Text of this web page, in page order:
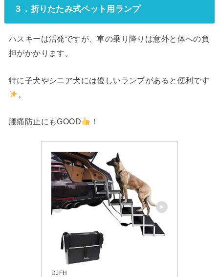
３．折りたたみ式ペット用ランプ
ハスキーは活発ですが、車の乗り降りは意外と体への負
担がかかります。
特に子犬やシニア犬には優しいランプがあると便利です
腰痛防止にもGOOD ！
DJFH